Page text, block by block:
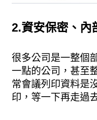
2.資安保密、內
很多公司是一整個
一點的公司，甚至
常會議列印資料是
印，等一下再走過